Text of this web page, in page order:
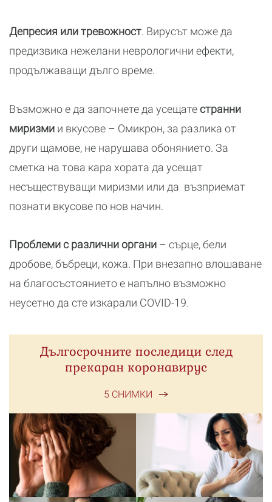
Депресия или тревожност. Вирусът може да
предизвика нежелани неврологични ефекти,
продължаващи дълго време.
Възможно е да започнете да усещатестранни
миризми и вкусове – Омикрон, за разлика от
други щамове, не нарушава обонянието. За
сметка на това кара хората да усещат
несъществуващи миризми или да възприемат
познати вкусове по нов начин.
Проблеми с различни органи – сърце, бели
дробове, бъбреци, кожа. При внезапно влошаване
на благосъстоянието е напълно възможно
неусетно да сте изкарали COVID-19.
Дългосрочните последици след
прекаран коронавирус
5 СНИМКИ